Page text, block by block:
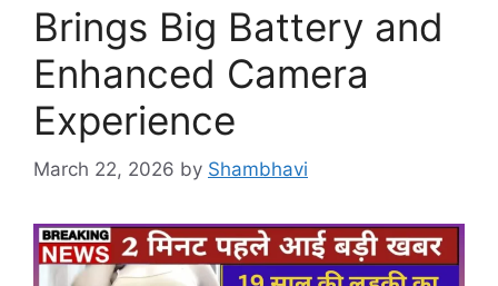
Brings Big Battery and
Enhanced Camera
Experience
March 22, 2026 by Shambhavi